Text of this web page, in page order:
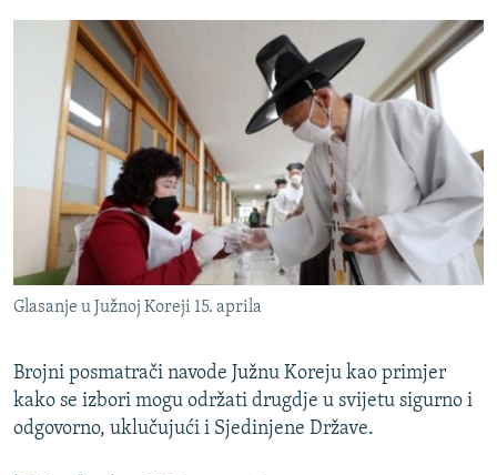
Glasanje u Južnoj Koreji 15. aprila
Brojni posmatrači navode Južnu Koreju kao primjer
kako se izbori mogu održati drugdje u svijetu sigurno i
odgovorno, uklučujući i Sjedinjene Države.